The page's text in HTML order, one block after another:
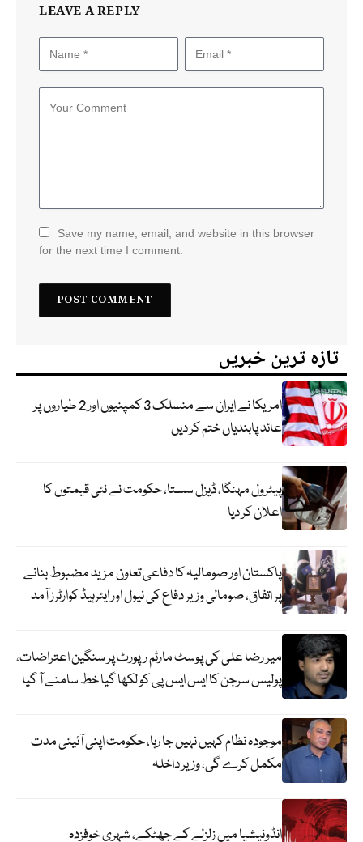
LEAVE A REPLY
Save my name, email, and website in this browser
for the next time I comment.
تازہ ترین خبریں
امریکا نے ایران سے منسلک 3 کمپنیوں اور 2 طیاروں پر
عائد پابندیاں ختم کر دیں
پیٹرول مہنگا، ڈیزل سستا، حکومت نے نئی قیمتوں کا
اعلان کر دیا
پاکستان اور صومالیہ کا دفاعی تعاون مزید مضبوط بنانے
پر اتفاق، صومالی وزیر دفاع کی نیول اور ایئرہیڈ کوارٹرز آمد
میر رضا علی کی پوسٹ مارٹم رپورٹ پر سنگین اعتراضات،
پولیس سرجن کا ایس ایس پی کو لکھا گیا خط سامنے آ گیا
موجودہ نظام کہیں نہیں جا رہا، حکومت اپنی آئینی مدت
مکمل کرے گی، وزیر داخلہ
انڈونیشیا میں زلزلے کے جھٹکے، شہری خوفزدہ